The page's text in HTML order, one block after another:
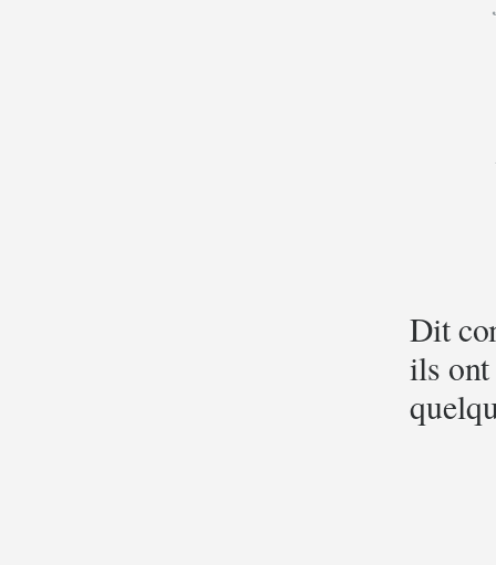
Dit
ils ont